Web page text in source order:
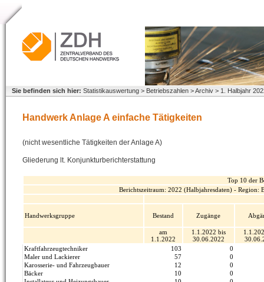
Sie befinden sich hier: Statistikauswertung > Betriebszahlen > Archiv > 1. Halbjahr
Handwerk Anlage A einfache Tätigkeiten
(nicht wesentliche Tätigkeiten der Anlage A)
Gliederung lt. Konjunkturberichterstattung